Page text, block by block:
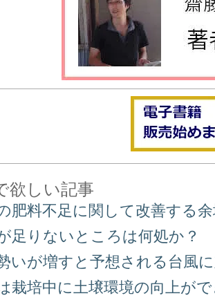
欲しい記事
肥料不足に関して改善する
足りないところは何処か？
いが増すと予想される台風
栽培中に土壌環境の向上が